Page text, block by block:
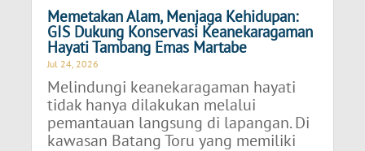
Memetakan Alam, Menjaga Kehidupan:
GIS Dukung Konservasi Keanekaragaman
Hayati Tambang Emas Martabe
Jul 24, 2026
Melindungi keanekaragaman hayati
tidak hanya dilakukan melalui
pemantauan langsung di lapangan. Di
kawasan Batang Toru yang memiliki